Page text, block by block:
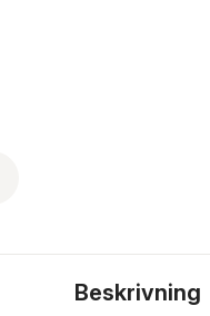
Beskrivning